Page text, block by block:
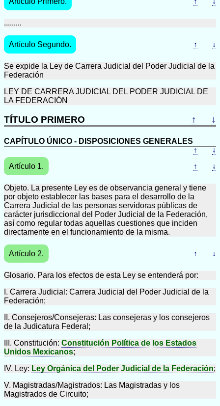
.........
Artículo Segundo. ↑ ↓
Se expide la Ley de Carrera Judicial del Poder Judicial de la
Federación
LEY DE CARRERA JUDICIAL DEL PODER JUDICIAL DE
LA FEDERACIÓN
TÍTULO PRIMERO ↑ ↓
CAPÍTULO ÚNICO - DISPOSICIONES GENERALES
↑
↓
Artículo 1.
↑ ↓
Objeto. La presente Ley es de observancia general y tiene
por objeto establecer las bases para el desarrollo de la
Carrera Judicial de las personas servidoras públicas de
carácter jurisdiccional del Poder Judicial de la Federación,
así como regular todas aquellas cuestiones que inciden
directamente en el funcionamiento de la misma.
Artículo 2. ↑ ↓
Glosario. Para los efectos de esta Ley se entenderá por:
I. Carrera Judicial: Carrera Judicial del Poder Judicial de la
Federación;
II. Consejeros/Consejeras: Las consejeras y los consejeros
de la Judicatura Federal;
III. Constitución: Constitución Política de los Estados
Unidos Mexicanos;
IV. Ley: Ley Orgánica del Poder Judicial de la Federación;
V. Magistradas/Magistrados: Las Magistradas y los
Magistrados de Circuito;